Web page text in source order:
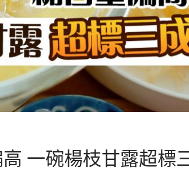
一碗楊枝甘露超標